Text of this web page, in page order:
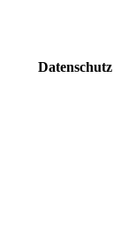
Datenschutz